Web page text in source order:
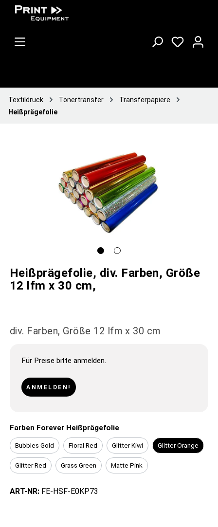
Textildruck Tonertransfer
Transferpapiere
Heißprägefolie
Heißprägefolie, div. Farben, Größe
12 lfm x 30 cm,
div. Farben, Größe 12 lfm x 30 cm
Für Preise bitte anmelden.
ANMELDEN!
Farben Forever Heißprägefolie
Bubbles Gold Floral Red Glitter Kiwi Glitter Orange
Glitter Red Grass Green Matte Pink
ART-NR: FE-HSF-E0KP73